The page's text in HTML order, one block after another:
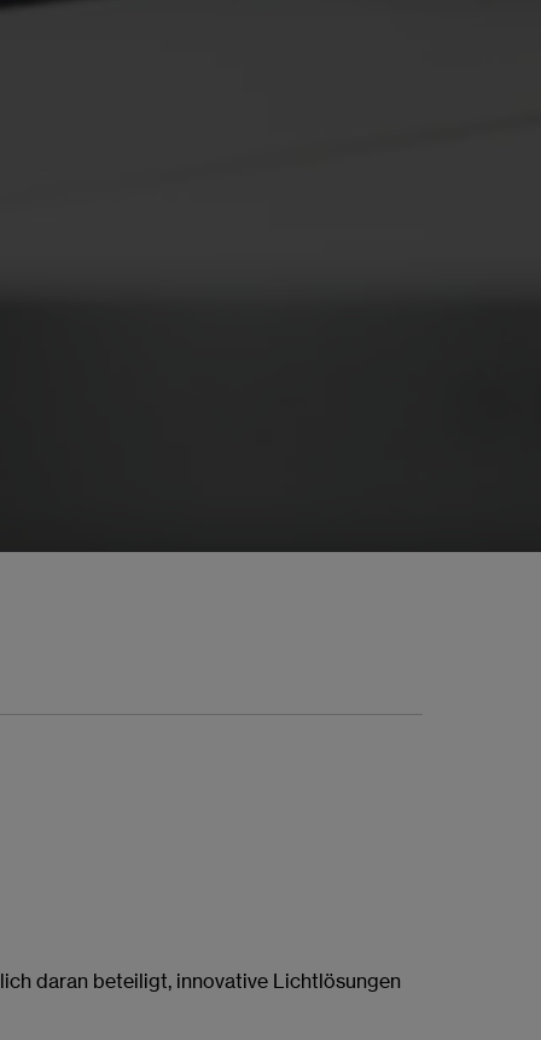
daran beteiligt, innovative Lichtlösungen